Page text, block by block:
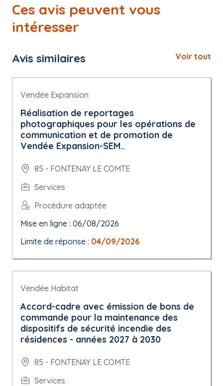
Ces avis peuvent vous
intéresser
Avis similaires Voir tout
Vendée Expansion
Réalisation de reportages
photographiques pour les opérations de
communication et de promotion de
Vendée Expansion-SEM..
85 - FONTENAY LE COMTE
Services
Procédure adaptée
Mise en ligne : 06/08/2026
Limite de réponse : 04/09/2026
Vendée Habitat
Accord-cadre avec émission de bons de
commande pour la maintenance des
dispositifs de sécurité incendie des
résidences - années 2027 à 2030
85 - FONTENAY LE COMTE
Services